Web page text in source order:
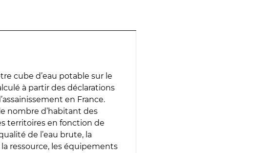
cube d’eau potable sur le
à partir des déclarations
en France.
nombre d’habitant des
territoires en fonction de
de l’eau brute, la
ressource, les équipements